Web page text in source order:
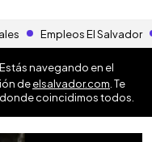
Empleos El Salvador
navegando en el
deelsalvador.com . Te
coincidimos todos.